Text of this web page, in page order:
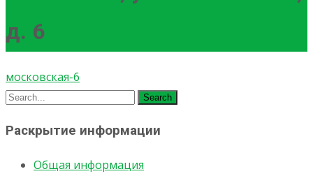
д. 6
московская-6
Search
Раскрытие информации
Общая информация